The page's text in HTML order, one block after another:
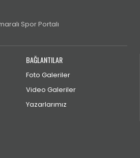
Spor Portalı
BAĞLANTILAR
Foto Galeriler
Video Galeriler
Yazarlarımız